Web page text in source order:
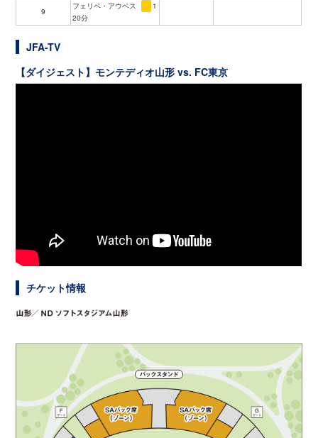
9
フェリペ・アウベス
1
20分
JFA-TV
【ダイジェスト】モンテディオ山形 vs. FC東京
チケット情報